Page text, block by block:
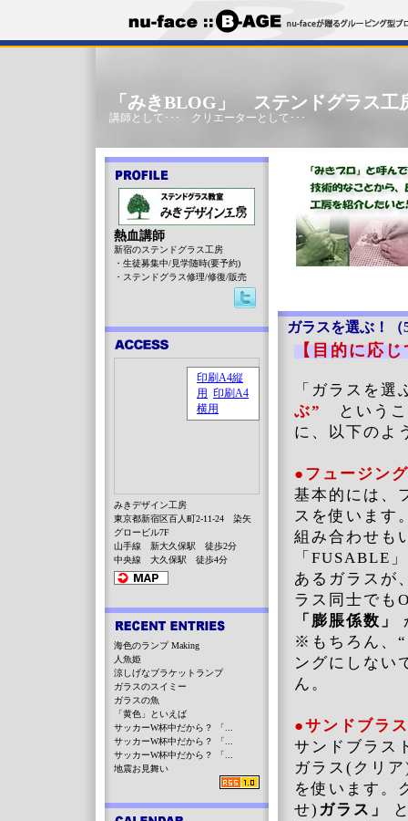
「みきBLOG」 ステンドグラス工
講師として･･･ クリエーターとして･･･
ガラスを選ぶ！（
【目的に
「ガラスを
ぶ”
というこ
に、以下のよ
●フュージン
基本的には、
スを使います
組み合わせも
「FUSABLE
あるガラスが
ラス同士でも
「膨脹係数」
※もちろん、
ングにしない
ん。
●サンドブラ
サンドブラス
ガラス(クリ
を使います。
せ) ガラス」
熱血講師
新宿のステンドグラス工房
・生徒募集中/見学随時(要予約)
・ステンドグラス修理/修復/販売
みきデザイン工房
東京都新宿区百人町2-11-24 染矢
グロービル7F
山手線 新大久保駅 徒歩2分
中央線 大久保駅 徒歩4分
海色のランプ Making
人魚姫
涼しげなブラケットランプ
ガラスのスイミー
ガラスの魚
「黄色」といえば
サッカーW杯中だから？ 「...
サッカーW杯中だから？ 「...
サッカーW杯中だから？ 「...
地震お見舞い